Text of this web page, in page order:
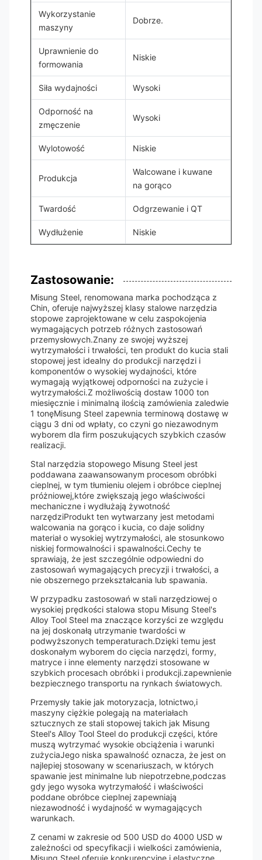
Wykorzystanie
maszyny
Dobrze.
Uprawnienie do
formowania
Niskie
Siła wydajności Wysoki
Odporność na
zmęczenie
Wysoki
Wylotowość Niskie
Produkcja
Walcowane i kuwane
na gorąco
Twardość Odgrzewanie i QT
Wydłużenie Niskie
Zastosowanie:
Misung Steel, renomowana marka pochodząca z
Chin, oferuje najwyższej klasy stalowe narzędzia
stopowe zaprojektowane w celu zaspokojenia
wymagających potrzeb różnych zastosowań
przemysłowych.Znany ze swojej wyższej
wytrzymałości i trwałości, ten produkt do kucia stali
stopowej jest idealny do produkcji narzędzi i
komponentów o wysokiej wydajności, które
wymagają wyjątkowej odporności na zużycie i
wytrzymałości.Z możliwością dostaw 1000 ton
miesięcznie i minimalną ilością zamówienia zaledwie
1 tonęMisung Steel zapewnia terminową dostawę w
ciągu 3 dni od wpłaty, co czyni go niezawodnym
wyborem dla firm poszukujących szybkich czasów
realizacji.
Stal narzędzia stopowego Misung Steel jest
poddawana zaawansowanym procesom obróbki
cieplnej, w tym tłumieniu olejem i obróbce cieplnej
próżniowej,które zwiększają jego właściwości
mechaniczne i wydłużają żywotność
narzędziProdukt ten wytwarzany jest metodami
walcowania na gorąco i kucia, co daje solidny
materiał o wysokiej wytrzymałości, ale stosunkowo
niskiej formowalności i spawalności.Cechy te
sprawiają, że jest szczególnie odpowiedni do
zastosowań wymagających precyzji i trwałości, a
nie obszernego przekształcania lub spawania.
W przypadku zastosowań w stali narzędziowej o
wysokiej prędkości stalowa stopu Misung Steel's
Alloy Tool Steel ma znaczące korzyści ze względu
na jej doskonałą utrzymanie twardości w
podwyższonych temperaturach.Dzięki temu jest
doskonałym wyborem do cięcia narzędzi, formy,
matryce i inne elementy narzędzi stosowane w
szybkich procesach obróbki i produkcji.zapewnienie
bezpiecznego transportu na rynkach światowych.
Przemysły takie jak motoryzacja, lotnictwo,i
maszyny ciężkie polegają na materiałach
sztucznych ze stali stopowej takich jak Misung
Steel's Alloy Tool Steel do produkcji części, które
muszą wytrzymać wysokie obciążenia i warunki
zużyciaJego niska spawalność oznacza, że jest on
najlepiej stosowany w scenariuszach, w których
spawanie jest minimalne lub niepotrzebne,podczas
gdy jego wysoka wytrzymałość i właściwości
poddane obróbce cieplnej zapewniają
niezawodność i wydajność w wymagających
warunkach.
Z cenami w zakresie od 500 USD do 4000 USD w
zależności od specyfikacji i wielkości zamówienia,
Misung Steel oferuje konkurencyjne i elastyczne